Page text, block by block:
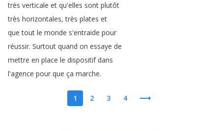
très verticale et qu'elles sont plutôt
très horizontales,très plates et
que tout le monde s'entraide pour
réussir. Surtout quand on essaye de
mettre en place le dispositif dans
l'agence pour que ça marche.
1 2 3 4